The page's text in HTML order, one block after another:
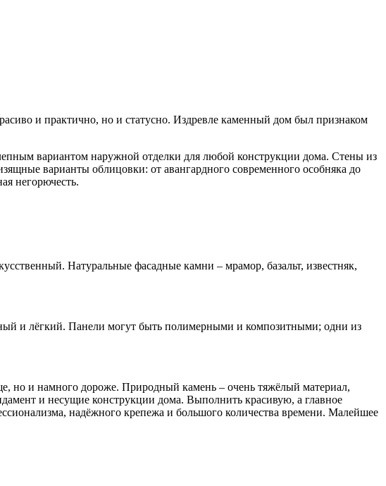
и практично, но и статусно. Издревле каменный дом был признаком
вариантом наружной отделки для любой конструкции дома. Стены из
варианты облицовки: от авангардного современного особняка до
негорючесть.
Натуральные фасадные камни – мрамор, базальт, известняк,
и лёгкий. Панели могут быть полимерными и композитными; одни из
но и намного дороже. Природный камень – очень тяжёлый материал,
и несущие конструкции дома. Выполнить красивую, а главное
надёжного крепежа и большого количества времени. Малейшее